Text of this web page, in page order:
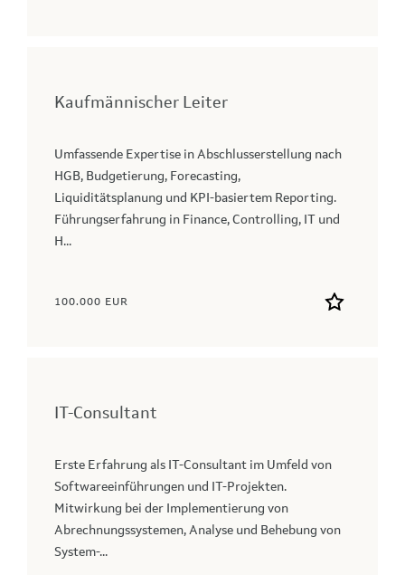
Kaufmännischer Leiter
Umfassende Expertise in Abschlusserstellung nach
HGB, Budgetierung, Forecasting,
Liquiditätsplanung und KPI-basiertem Reporting.
Führungserfahrung in Finance, Controlling, IT und
H...
100.000 EUR
IT-Consultant
Erste Erfahrung als IT-Consultant im Umfeld von
Softwareeinführungen und IT-Projekten.
Mitwirkung bei der Implementierung von
Abrechnungssystemen, Analyse und Behebung von
System-...